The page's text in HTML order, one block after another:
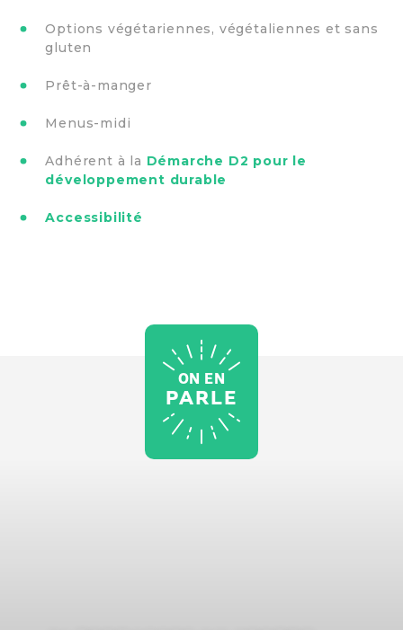
Options végétariennes, végétaliennes et sans
gluten
Prêt-à-manger
Menus-midi
Adhérent à la Démarche D2 pour le
développement durable
Accessibilité
ON EN
PARLE